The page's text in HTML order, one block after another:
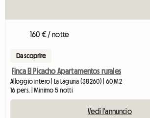
160 € / notte
Da scoprire
Finca El Picacho Apartamentos rurales
Alloggio intero | La Laguna (38260) | 60 M2
16 pers. | Minimo 5 notti
Vedi l'annuncio